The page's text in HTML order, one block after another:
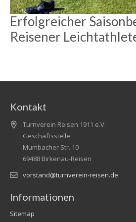
Erfolgreicher
Reisener
Kontakt
Turnverein Reisen 1911 e.V.
Geschäftsstelle
Mumbacher Str. 10
69488 Birkenau-Reisen
vorstand@turnverein-reisen.de
Informationen
Sitemap